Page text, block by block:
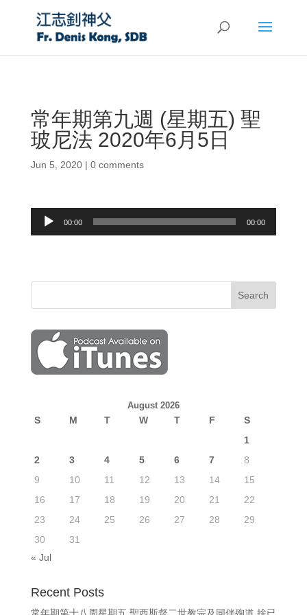
常年期第九週 (星期五) 聖
玻尼法 2020年6月5日
Jun 5, 2020| 0 comments
Audio
00:00 00:00
August 2026
S M T W T F
S
1
2
3 4 5 6 7
8
9
10 11 12 13 14
15
16
17 18 19 20 21
22
23
24 25 26 27 28
29
30
31
« Jul
Recent Posts